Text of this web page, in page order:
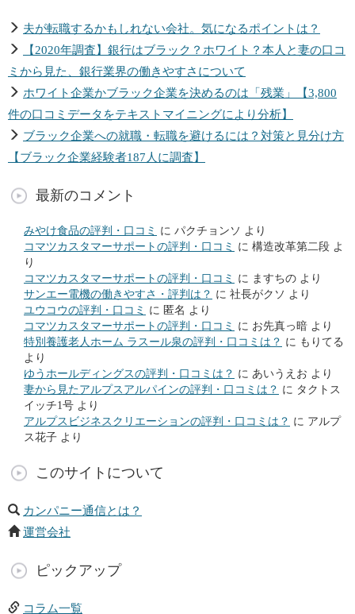
夫が転職するかもしれない会社。気になるポイントは？
【2020年調査】銀行はブラック？ホワイト？本人と妻の口コ
ミから見た、銀行業界の働きやすさについて
ホワイト企業かブラック企業を決めるのは「残業」【3,800
件の口コミデータをテキストマイニングにより分析】
ブラック企業への就職・転職を避けるには？対策と見分け方
【ブラック企業経験者187人に調査】
最新のコメント
みやけ食品の評判・口コミ に パクチョンソ より
コマツカスタマーサポートの評判・口コミ に 構造改革第二段 よ
り
コマツカスタマーサポートの評判・口コミ に ますちの より
サンエー電機の働きやすさ・評判は？ に 社長がクソ より
ユウコウの評判・口コミ に 匿名 より
コマツカスタマーサポートの評判・口コミ に お先真っ暗 より
特別養護老人ホーム ラスール泉の評判・口コミは？ に もりてる
より
ゆうホールディングスの評判・口コミは？ に あいうえお より
妻から見たアルプスアルパインの評判・口コミは？ に タクトス
イッチ1号 より
アルプスビジネスクリエーションの評判・口コミは？ に アルプ
ス花子 より
このサイトについて
カンパニー通信とは？
運営会社
ピックアップ
コラム一覧